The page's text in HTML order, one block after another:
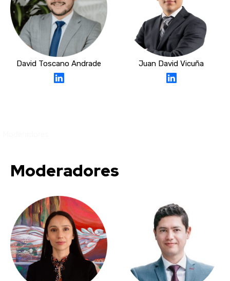
David Toscano Andrade Juan David Vicuña
Moderadores